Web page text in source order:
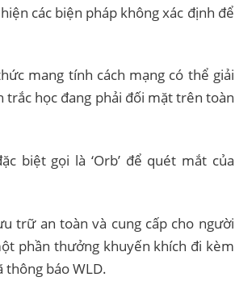
các biện pháp không xác định để
mang tính cách mạng có thể giải
học đang phải đối mặt trên toàn
biệt gọi là ‘Orb’ để quét mắt của
trữ an toàn và cung cấp cho người
phần thưởng khuyến khích đi kèm
báo WLD.